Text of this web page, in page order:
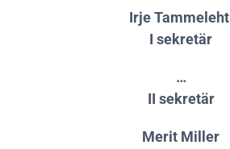
Irje Tammeleht
I sekretär
…
II sekretär
Merit Miller